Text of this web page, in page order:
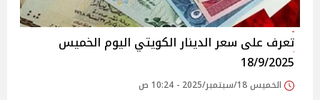
تعرف على سعر الدينار الكويتي اليوم الخميس
18/9/2025
الخميس 18/سبتمبر/2025 - 10:24 ص